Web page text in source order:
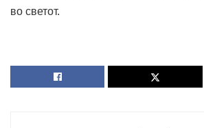
во светот.